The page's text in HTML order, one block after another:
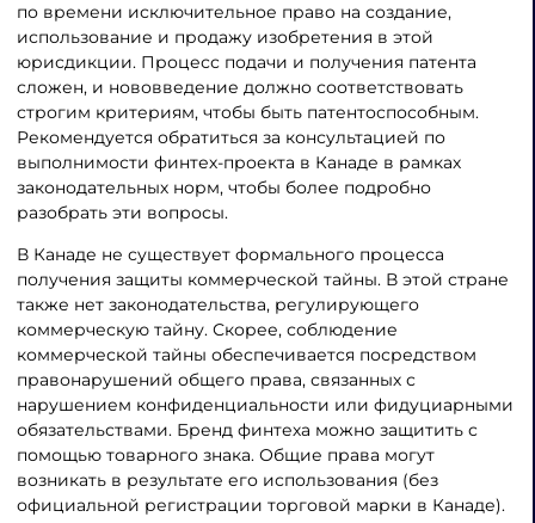
по времени исключительное право на создание,
использование и продажу изобретения в этой
юрисдикции. Процесс подачи и получения патента
сложен, и нововведение должно соответствовать
строгим критериям, чтобы быть патентоспособным.
Рекомендуется обратиться за консультацией по
выполнимости финтех-проекта в Канаде в рамках
законодательных норм, чтобы более подробно
разобрать эти вопросы.
В Канаде не существует формального процесса
получения защиты коммерческой тайны. В этой стране
также нет законодательства, регулирующего
коммерческую тайну. Скорее, соблюдение
коммерческой тайны обеспечивается посредством
правонарушений общего права, связанных с
нарушением конфиденциальности или фидуциарными
обязательствами. Бренд финтеха можно защитить с
помощью товарного знака. Общие права могут
возникать в результате его использования (без
официальной регистрации торговой марки в Канаде).